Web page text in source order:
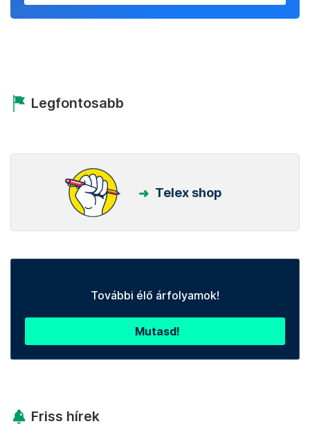
Legfontosabb
Telex shop
További élő árfolyamok!
Mutasd!
Friss hírek